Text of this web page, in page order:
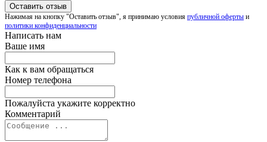
Нажимая на кнопку "Оставить отзыв", я принимаю условия публичной оферты и
политики конфиденциальности
Написать нам
Ваше имя
Как к вам обращаться
Номер телефона
Пожалуйста укажите корректно
Комментарий